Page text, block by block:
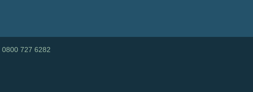
0800 727 6282